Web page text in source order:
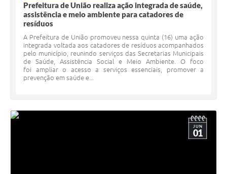
Prefeitura de União realiza ação integrada de saúde,
assistência e meio ambiente para catadores de
resíduos
A Prefeitura de União promoveu nessa quinta (16) uma ação
integrada voltada aos catadores de resíduos acompanhados
pelo município, reunindo serviços das Secretarias Municipais
de Saúde, Assistência Social e Meio Ambiente. O foco
foi ampliar o acesso a serviços essenciais, promover a
prevenção em saúde e...
JUN
01